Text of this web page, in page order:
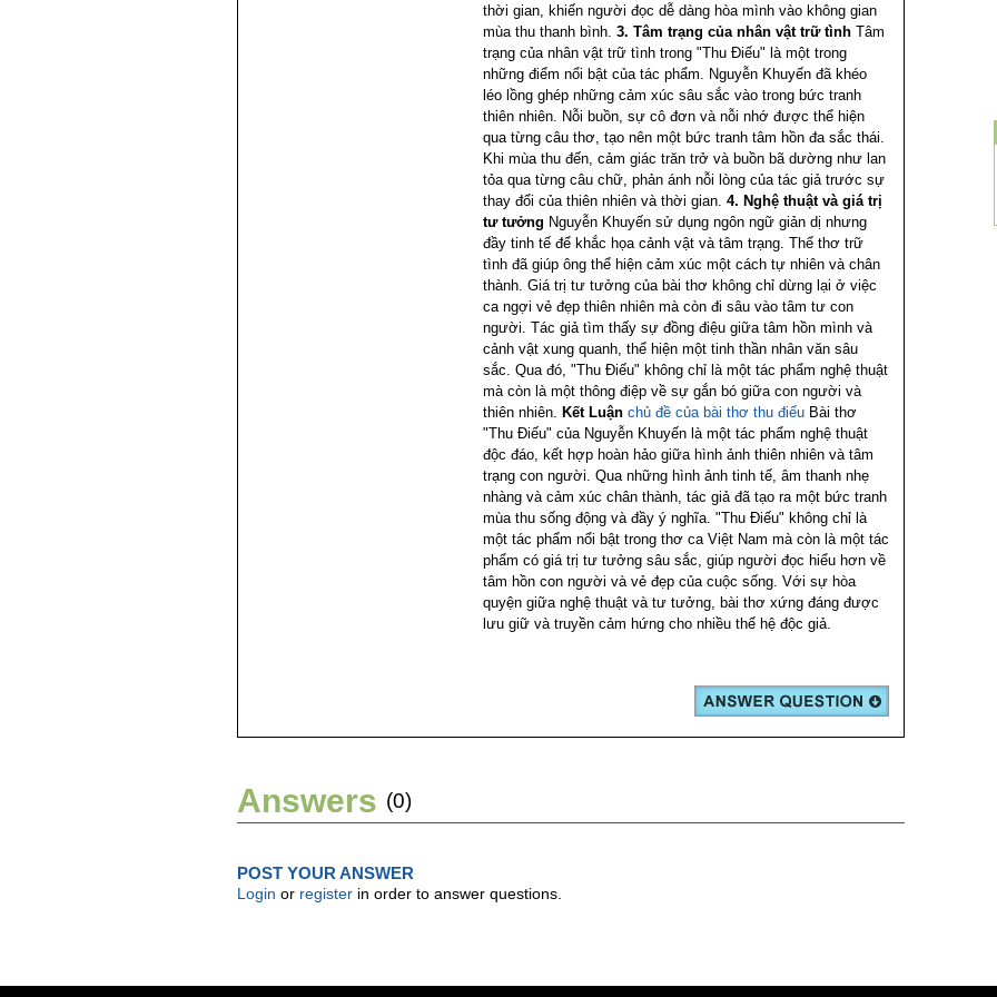
thời gian, khiến người đọc dễ dàng hòa mình vào không gian
mùa thu thanh bình. 3. Tâm trạng của nhân vật trữ tình Tâm
trạng của nhân vật trữ tình trong "Thu Điếu" là một trong
những điểm nổi bật của tác phẩm. Nguyễn Khuyến đã khéo
léo lồng ghép những cảm xúc sâu sắc vào trong bức tranh
thiên nhiên. Nỗi buồn, sự cô đơn và nỗi nhớ được thể hiện
qua từng câu thơ, tạo nên một bức tranh tâm hồn đa sắc thái.
Khi mùa thu đến, cảm giác trăn trở và buồn bã dường như lan
tỏa qua từng câu chữ, phản ánh nỗi lòng của tác giả trước sự
thay đổi của thiên nhiên và thời gian. 4. Nghệ thuật và giá trị
tư tưởng Nguyễn Khuyến sử dụng ngôn ngữ giản dị nhưng
đầy tinh tế để khắc họa cảnh vật và tâm trạng. Thể thơ trữ
tình đã giúp ông thể hiện cảm xúc một cách tự nhiên và chân
thành. Giá trị tư tưởng của bài thơ không chỉ dừng lại ở việc
ca ngợi vẻ đẹp thiên nhiên mà còn đi sâu vào tâm tư con
người. Tác giả tìm thấy sự đồng điệu giữa tâm hồn mình và
cảnh vật xung quanh, thể hiện một tinh thần nhân văn sâu
sắc. Qua đó, "Thu Điếu" không chỉ là một tác phẩm nghệ thuật
mà còn là một thông điệp về sự gắn bó giữa con người và
thiên nhiên. Kết Luận chủ đề của bài thơ thu điếu Bài thơ
"Thu Điếu" của Nguyễn Khuyến là một tác phẩm nghệ thuật
độc đáo, kết hợp hoàn hảo giữa hình ảnh thiên nhiên và tâm
trạng con người. Qua những hình ảnh tinh tế, âm thanh nhẹ
nhàng và cảm xúc chân thành, tác giả đã tạo ra một bức tranh
mùa thu sống động và đầy ý nghĩa. "Thu Điếu" không chỉ là
một tác phẩm nổi bật trong thơ ca Việt Nam mà còn là một tác
phẩm có giá trị tư tưởng sâu sắc, giúp người đọc hiểu hơn về
tâm hồn con người và vẻ đẹp của cuộc sống. Với sự hòa
quyện giữa nghệ thuật và tư tưởng, bài thơ xứng đáng được
lưu giữ và truyền cảm hứng cho nhiều thế hệ độc giả.
Answers (0)
POST YOUR ANSWER
Login or register in order to answer questions.